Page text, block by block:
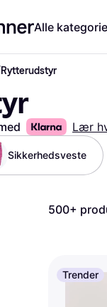
Alle
Rytterudstyr
Lær
Sikkerhedsveste
Trender